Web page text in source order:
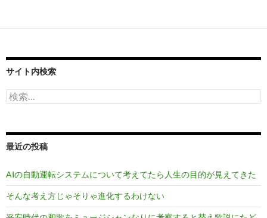
サイト内検索
検
索:
最近の投稿
AIの自動運転システムについて考えてたら人生の目的が見えてきた
そんな考え方じゃそりゃ進化するわけない